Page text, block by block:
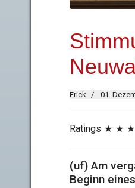
Frick 01.
Ratings
(uf) Am
Beginn